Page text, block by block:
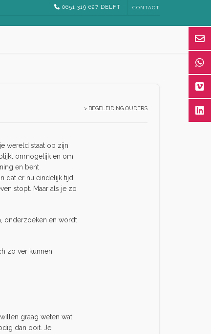
0651 319 627 DELFT CONTACT
> BEGELEIDING OUDERS
wereld staat op zijn
onmogelijk en om
en bent
dat er nu eindelijk tijd
stopt. Maar als je zo
onderzoeken en wordt
zo ver kunnen
graag weten wat
dan ooit. Je